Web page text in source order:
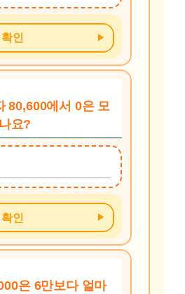
인
80,600에서 0은 모
요?
인
은 6만보다 얼마